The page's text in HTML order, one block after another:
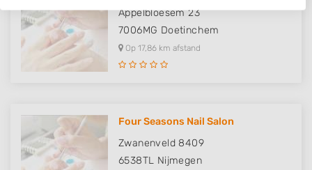
Appelbloesem 23
7006MG Doetinchem
Op 17,86 km afstand
Four Seasons Nail Salon
Zwanenveld 8409
6538TL Nijmegen
IAB processing purposes:
Store and/or access information on a device
Use limited data to select advertising
Use profiles to select personalised
advertising
Create profiles to personalise content